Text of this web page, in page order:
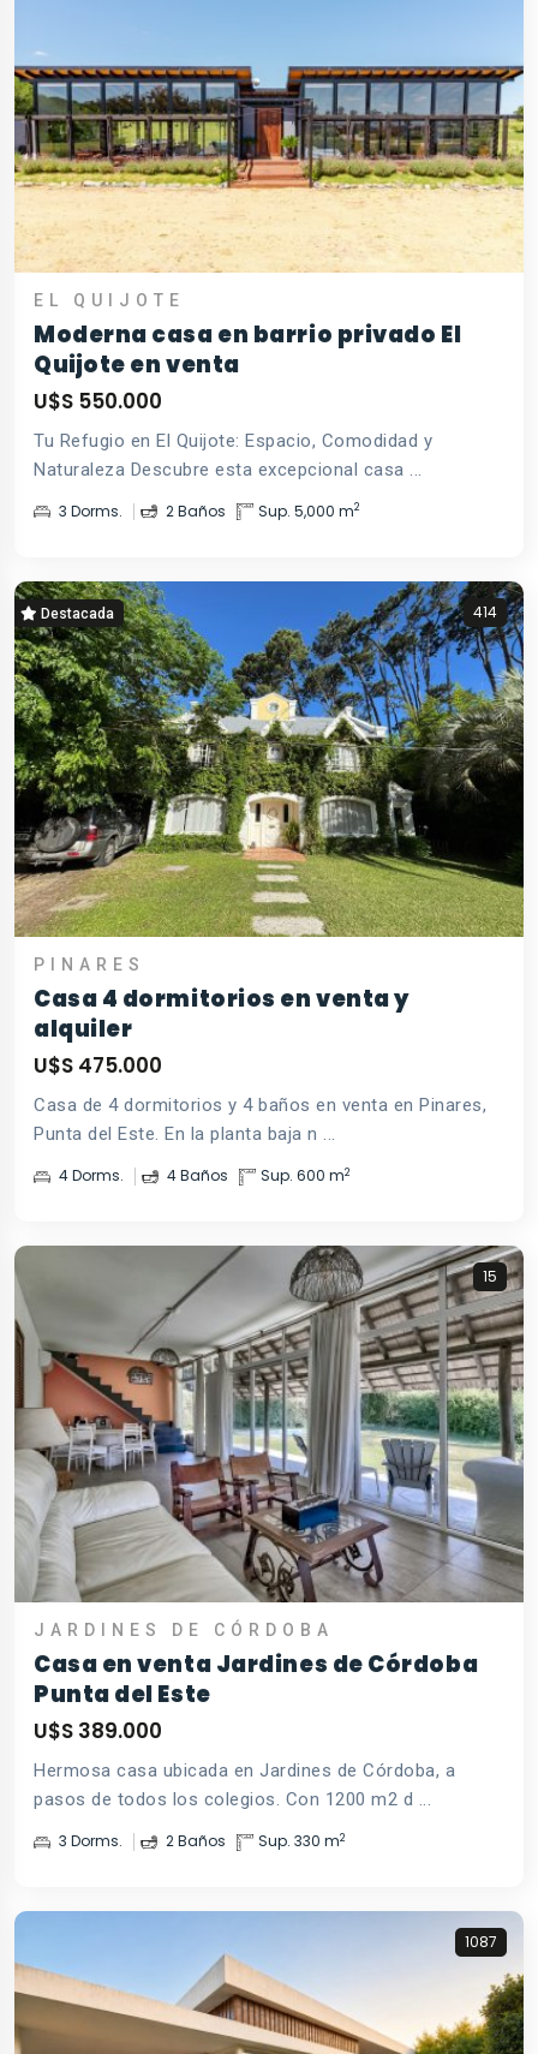
EL QUIJOTE
Moderna casa en barrio privado El
Quijote en venta
U$S 550.000
Tu Refugio en El Quijote: Espacio, Comodidad y
Naturaleza Descubre esta excepcional casa ...
3 Dorms. 2 Baños Sup. 5,000 m2
Destacada 414
PINARES
Casa 4 dormitorios en venta y
alquiler
U$S 475.000
Casa de 4 dormitorios y 4 baños en venta en Pinares,
Punta del Este. En la planta baja n ...
4 Dorms. 4 Baños Sup. 600 m2
15
JARDINES DE CÓRDOBA
Casa en venta Jardines de Córdoba
Punta del Este
U$S 389.000
Hermosa casa ubicada en Jardines de Córdoba, a
pasos de todos los colegios. Con 1200 m2 d ...
3 Dorms. 2 Baños Sup. 330 m2
1087